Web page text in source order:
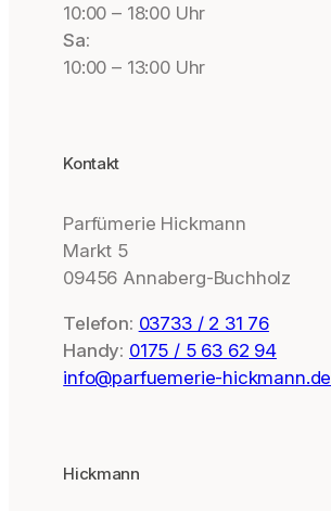
10:00 – 18:00 Uhr
Sa:
10:00 – 13:00 Uhr
Kontakt
Parfümerie Hickmann
Markt 5
09456 Annaberg-Buchholz
Telefon: 03733 / 2 31 76
Handy: 0175 / 5 63 62 94
info@parfuemerie-hickmann.de
Hickmann